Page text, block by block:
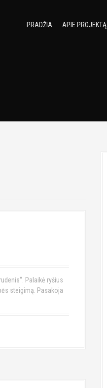
PRADŽIA APIE PROJEKTĄ
Palaikė ryšius
steigimą. Pasakoja